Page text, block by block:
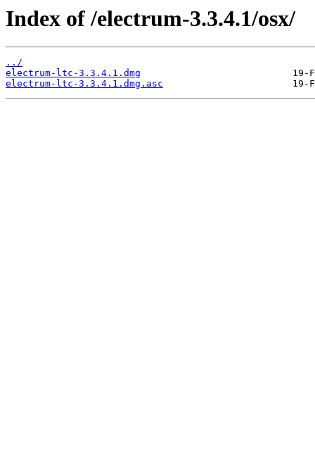
Index of /electrum-3.3.4.1/osx/
../
electrum-ltc-3.3.4.1.dmg
electrum-ltc-3.3.4.1.dmg.asc